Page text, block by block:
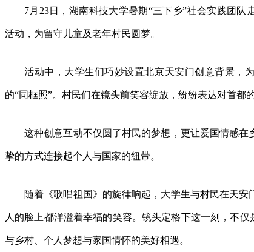
7月23日，湖南科技大学暑期“三下乡”社会实践团队
活动，为留守儿童及老年村民圆梦。
活动中，大学生们巧妙设置北京天安门创意背景，
的“同框照”。村民们在镜头前笑容绽放，纷纷表达对首都
这种创意互动不仅圆了村民的梦想，更让爱国情感
挚的方式连接起个人与国家的纽带。‌
随着《歌唱祖国》的旋律响起，大学生与村民在天
人的脸上都洋溢着幸福的笑容。镜头定格下这一刻，不
与乡村、个人梦想与家国情怀的美好相遇。